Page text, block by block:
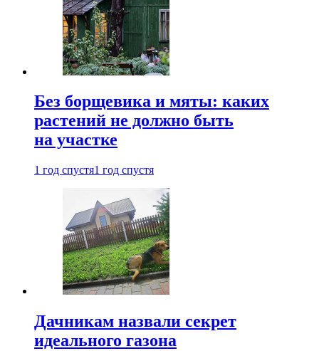
Без борщевика и мяты: каких
растений не должно быть
на участке
1 год спустя1 год спустя
Дачникам назвали секрет
идеального газона